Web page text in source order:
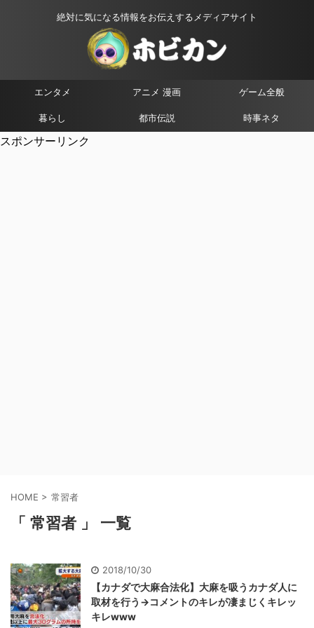
絶対に気になる情報をお伝えするメディアサイト
エンタメ アニメ 漫画 ゲーム全般
暮らし 都市伝説 時事ネタ
スポンサーリンク
HOME > 常習者
「 常習者 」 一覧
2018/10/30
【カナダで大麻合法化】大麻を吸うカナダ人に
取材を行う→コメントのキレが凄まじくキレッ
キレwww